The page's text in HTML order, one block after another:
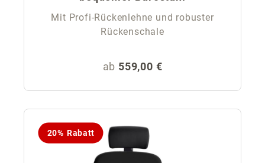
Mit Profi-Rückenlehne und robuster
Rückenschale
Regulärer Preis:
ab 559,00 €
20% Rabatt